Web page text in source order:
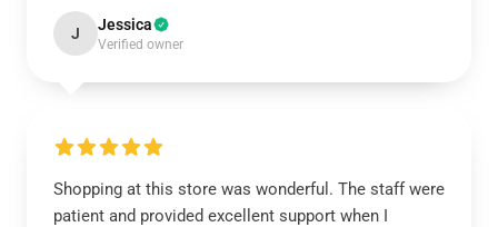
J Jessica
Verified owner
Shopping at this store was wonderful. The staff were
patient and provided excellent support when I